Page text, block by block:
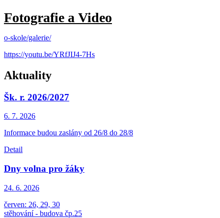
Fotografie a Video
o-skole/galerie/
https://youtu.be/YRfJIJ4-7Hs
Aktuality
Šk. r. 2026/2027
6. 7. 2026
Informace budou zaslány od 26/8 do 28/8
Detail
Dny volna pro žáky
24. 6. 2026
červen: 26, 29, 30
stěhování - budova čp.25